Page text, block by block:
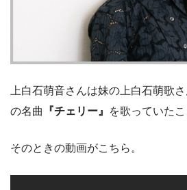
上白石萌音さんは妹の上白石萌歌さ
の名曲
『チェリー』 を歌っていた
そのときの動画がこちら。